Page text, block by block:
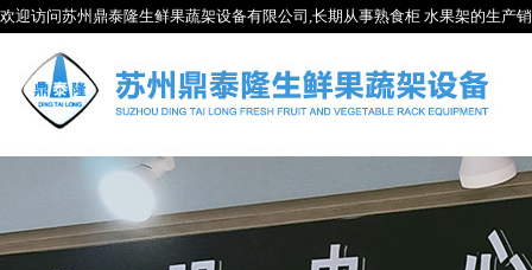
欢迎访问苏州鼎泰隆生鲜果蔬架设备有限公司,长期从事熟食柜 水果架的生产